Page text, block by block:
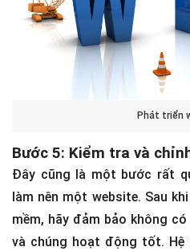
Phát triển
Bước 5: Kiểm tra và
Đây cũng là một bước rất
làm nên một website. Sau
mềm, hãy đảm bảo không
và chúng hoạt động tốt.